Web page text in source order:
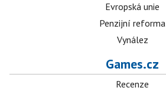
Evropská unie
Penzijní reforma
Vynález
Games.cz
Recenze